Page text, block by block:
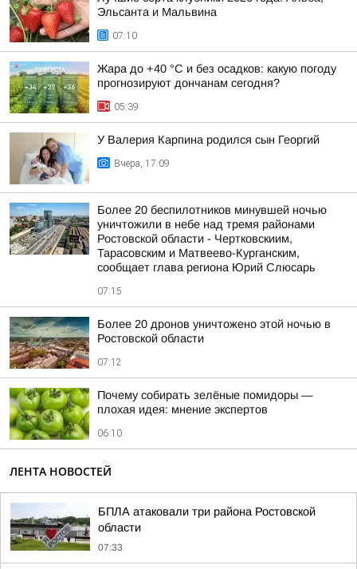
Эльсанта и Мальвина
07:10
Жара до +40 °С и без осадков: какую погоду
прогнозируют дончанам сегодня?
05:39
У Валерия Карпина родился сын Георгий
Вчера, 17:09
Более 20 беспилотников минувшей ночью
уничтожили в небе над тремя районами
Ростовской области - Чертковскиим,
Тарасовским и Матвеево-Курганским,
сообщает глава региона Юрий Слюсарь
07:15
Более 20 дронов уничтожено этой ночью в
Ростовской области
07:12
Почему собирать зелёные помидоры —
плохая идея: мнение экспертов
06:10
ЛЕНТА НОВОСТЕЙ
БПЛА атаковали три района Ростовской
области
07:33